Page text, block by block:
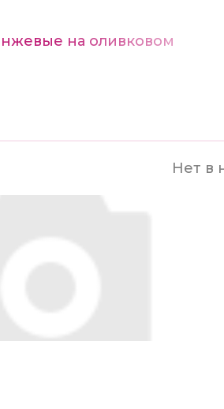
на оливковом
Нет в